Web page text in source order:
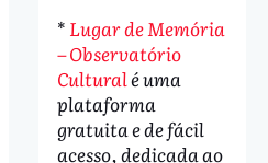
* Lugar de Memória
– Observatório
Culturalé uma
plataforma
gratuita e de fácil
acesso, dedicada ao